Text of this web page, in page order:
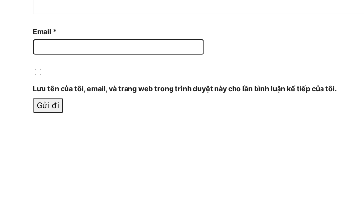
Email *
Lưu tên của tôi, email, và trang web trong trình duyệt này cho lần bình luận kế tiếp của tôi.